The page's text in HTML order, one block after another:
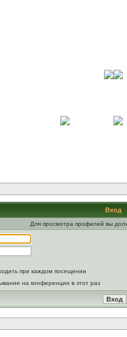
Вход
Для просмотра профилей вы
при каждом посещении
на конференции в этот раз